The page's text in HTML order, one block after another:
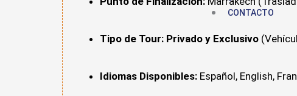
CONTACTO
Tipo de Tour: Privado y Exclusivo
Idiomas Disponibles: Español, English,